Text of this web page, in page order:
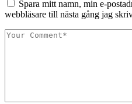
Spara mitt namn, min e-
webbläsare till nästa gång jag